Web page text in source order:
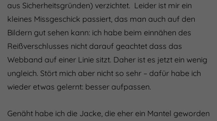
aus Sicherheitsgründen) verzichtet. Leider ist mir ein
kleines Missgeschick passiert, das man auch auf den
Bildern gut sehen kann: ich habe beim einnähen des
Reißverschlusses nicht darauf geachtet dass das
Webband auf einer Linie sitzt. Daher ist es jetzt ein wenig
ungleich. Stört mich aber nicht so sehr – dafür habe ich
wieder etwas gelernt: besser aufpassen.
Genäht habe ich die Jacke, die eher ein Mantel geworden